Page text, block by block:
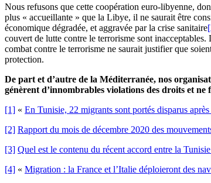
Nous refusons que cette coopération euro-libyenne,
plus « accueillante » que la Libye, il ne saurait être
économique dégradée, et aggravée par la crise sanitaire
couvert de lutte contre le terrorisme sont inacceptables.
combat contre le terrorisme ne saurait justifier que
protection.
De part et d’autre de la Méditerranée, nos
génèrent d’innombrables violations des droits et
[1] « En Tunisie, 22 migrants sont portés disparus
[2] Rapport du mois de décembre 2020 des
[3] Quel est le contenu du récent accord entre la
[4] « Migration : la France et l’Italie déploieront des